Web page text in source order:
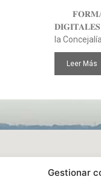
Gestionar
la
Leer Más